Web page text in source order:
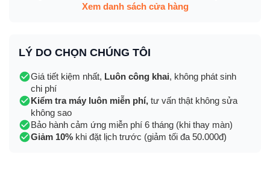
Xem danh sách cửa hàng
LÝ DO CHỌN CHÚNG TÔI
Giá tiết kiệm nhất, Luôn công khai, không phát sinh
chi phí
Kiểm tra máy luôn miễn phí, tư vấn thật không sửa
không sao
Bảo hành cảm ứng miễn phí 6 tháng (khi thay màn)
Giảm 10% khi đặt lịch trước (giảm tối đa 50.000đ)